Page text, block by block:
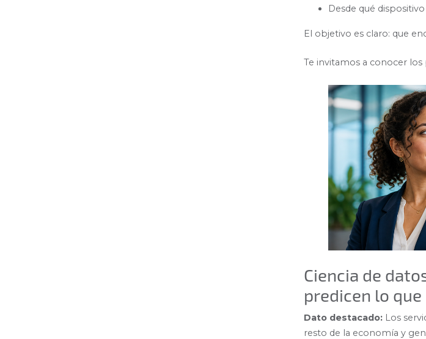
Desde qué
El objetivo es claro: que
Te invitamos a conocer
Ciencia de
predicen lo
Dato destacado: Los
resto de la economía y